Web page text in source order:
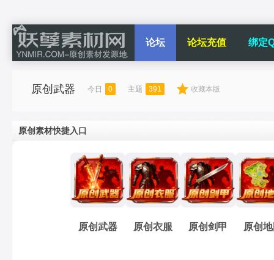
论坛 论坛充值 绑定
原创武器 今日 0 主题 391 收藏本版
原创素材快捷入口
原创武器 原创衣服 原创剑甲 原创